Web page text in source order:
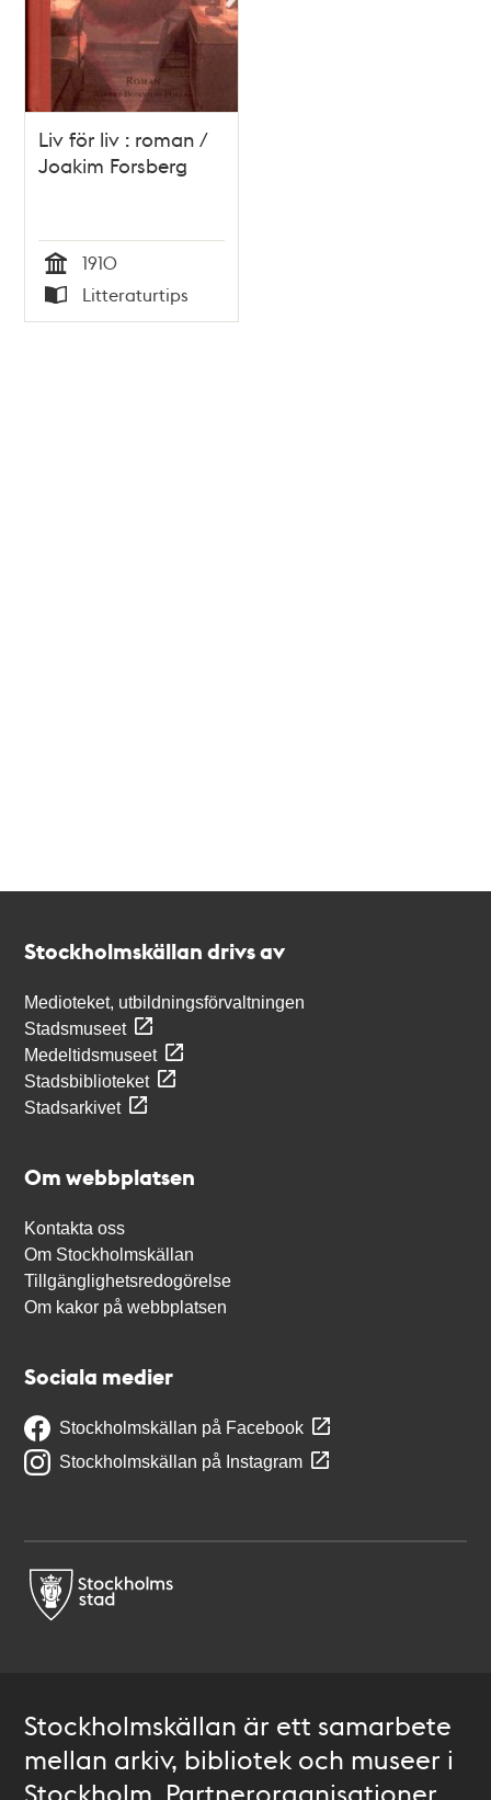
Liv för liv : roman /
Joakim Forsberg
Tid
1910
Typ
Litteraturtips
Stockholmskällan drivs av
Medioteket, utbildningsförvaltningen
Stadsmuseet
Medeltidsmuseet
Stadsbiblioteket
Stadsarkivet
Om webbplatsen
Kontakta oss
Om Stockholmskällan
Tillgänglighetsredogörelse
Om kakor på webbplatsen
Sociala medier
Stockholmskällan på Facebook
Stockholmskällan på Instagram
Stockholmskällan är ett samarbete
mellan arkiv, bibliotek och museer i
Stockholm. Partnerorganisationer